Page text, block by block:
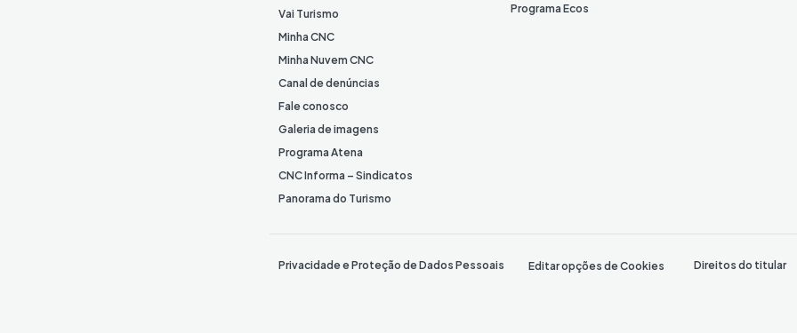
Vai Turismo
Minha CNC
Minha Nuvem CNC
Canal de denúncias
Fale conosco
Galeria de imagens
Programa Atena
CNC Informa – Sindicatos
Panorama do Turismo
Programa Ecos
Privacidade e Proteção de Dados Pessoais Editar opções de Cookies Direitos do titular